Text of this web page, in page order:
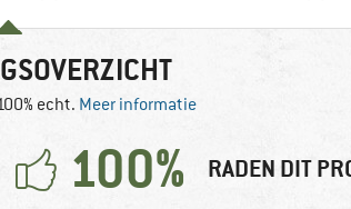
echt. Meer informatie
100% RADEN DIT